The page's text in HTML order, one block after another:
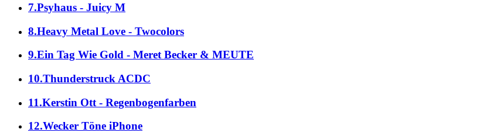
7.Psyhaus - Juicy M
8.Heavy Metal Love - Twocolors
9.Ein Tag Wie Gold - Meret Becker & MEUTE
10.Thunderstruck ACDC
11.Kerstin Ott - Regenbogenfarben
12.Wecker Töne iPhone